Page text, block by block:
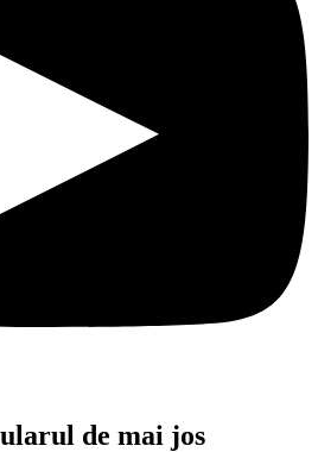
de mai jos